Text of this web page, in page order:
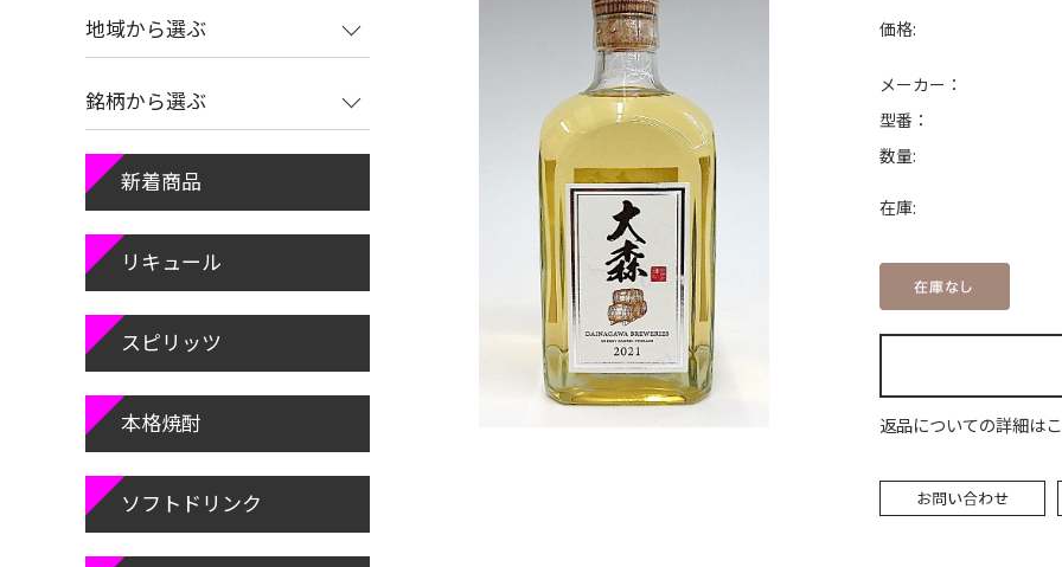
価格:
メーカー：
型番：
数量:
在庫:
返品についての詳細は
地域から選ぶ
銘柄から選ぶ
新着商品
リキュール
スピリッツ
本格焼酎
ソフトドリンク